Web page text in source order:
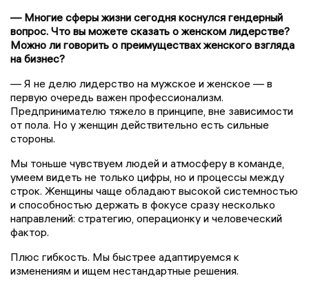
— Многие сферы жизни сегодня коснулся гендерный
вопрос. Что вы можете сказать о женском лидерстве?
Можно ли говорить о преимуществах женского взгляда
на бизнес?
— Я не делю лидерство на мужское и женское — в
первую очередь важен профессионализм.
Предпринимателю тяжело в принципе, вне зависимости
от пола. Но у женщин действительно есть сильные
стороны.
Мы тоньше чувствуем людей и атмосферу в команде,
умеем видеть не только цифры, но и процессы между
строк. Женщины чаще обладают высокой системностью
и способностью держать в фокусе сразу несколько
направлений: стратегию, операционку и человеческий
фактор.
Плюс гибкость. Мы быстрее адаптируемся к
изменениям и ищем нестандартные решения.